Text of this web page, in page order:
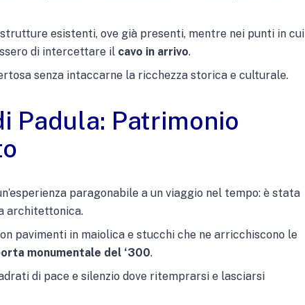
esistenti, ove già presenti, mentre nei punti in cui
di intercettare il cavo in arrivo.
senza intaccarne la ricchezza storica e culturale.
Padula: Patrimonio
paragonabile a un viaggio nel tempo: è stata
architettonica.
pavimenti in maiolica e stucchi che ne arricchiscono le
monumentale del ‘300.
di pace e silenzio dove ritemprarsi e lasciarsi